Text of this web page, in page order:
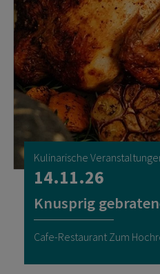
Kulinarische
14.11.26
Knusprig
Cafe-Restaurant Zum